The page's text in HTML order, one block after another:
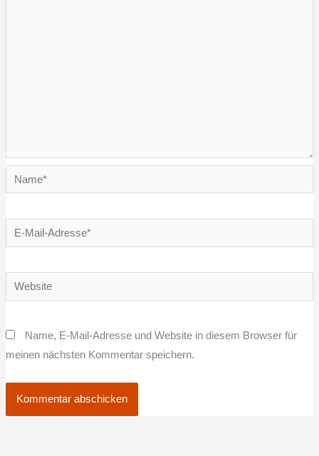
Name*
E-
Mail-
Website
Name, E-Mail-Adresse und Website in diesem Browser für
meinen nächsten Kommentar speichern.